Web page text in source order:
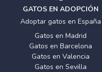
GATOS EN ADOPCIÓN
Adoptar gatos en España
Gatos en Madrid
Gatos en Barcelona
Gatos en Valencia
Gatos en Sevilla